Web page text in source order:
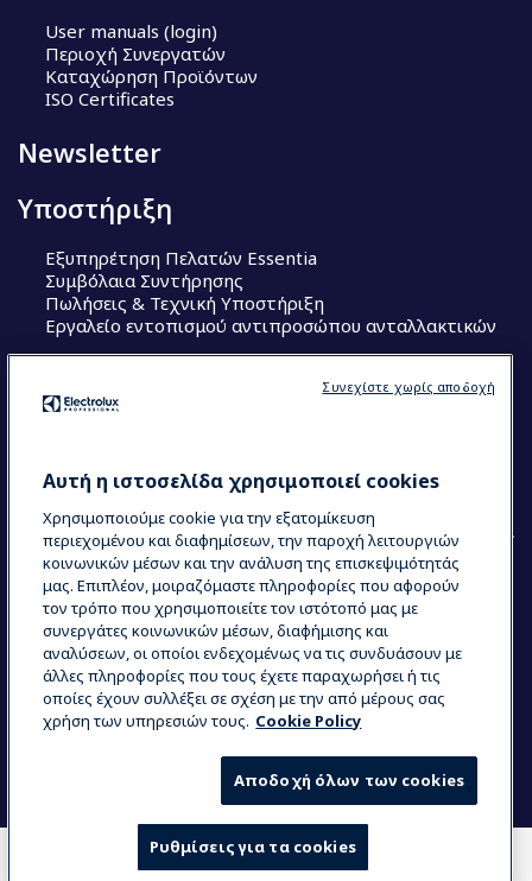
COMPARE WHERE TO BUY
User manuals (login)
Περιοχή Συνεργατών
Καταχώρηση Προϊόντων
ISO Certificates
Newsletter
Υποστήριξη
Εξυπηρέτηση Πελατών Essentia
Συμβόλαια Συντήρησης
Πωλήσεις & Τεχνική Υποστήριξη
Εργαλείο εντοπισμού αντιπροσώπου ανταλλακτικών
Electrolux Professional Ακαδημία Chef
COUNTRY AND LANGUAGE
Η ΕΠΙΛΟΓΉ ΣΑΣ: ΕΛΛΗΝΙΚΆ
Data Privacy Statement
Cookie Policy
Όροι και προϋποθέσεις
Αυτή η ιστοσελίδα χρησιμοποιεί cookies
Χρησιμοποιούμε cookie για την εξατομίκευση
περιεχομένου και διαφημίσεων, την παροχή λειτουργιών
κοινωνικών μέσων και την ανάλυση της επισκεψιμότητάς
μας. Επιπλέον, μοιραζόμαστε πληροφορίες που αφορούν
τον τρόπο που χρησιμοποιείτε τον ιστότοπό μας με
συνεργάτες κοινωνικών μέσων, διαφήμισης και
αναλύσεων, οι οποίοι ενδεχομένως να τις συνδυάσουν με
άλλες πληροφορίες που τους έχετε παραχωρήσει ή τις
οποίες έχουν συλλέξει σε σχέση με την από μέρους σας
χρήση των υπηρεσιών τους. Cookie Policy
Αποδοχή όλων των cookies
Ρυθμίσεις για τα cookies
Συνεχίστε χωρίς αποδοχή